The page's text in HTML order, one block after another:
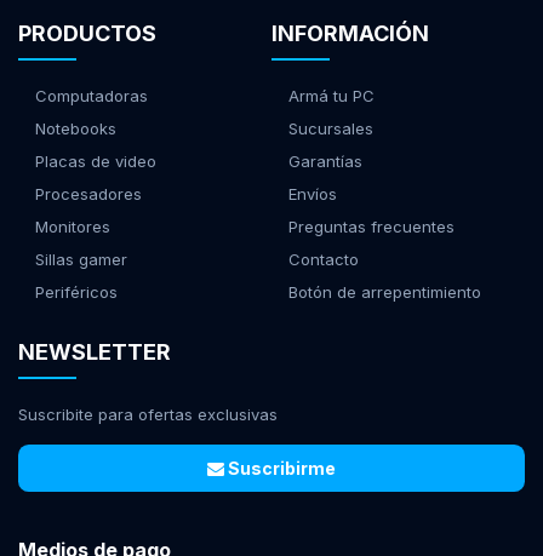
PRODUCTOS
Computadoras
Notebooks
Placas de video
Procesadores
Monitores
Sillas gamer
Periféricos
INFORMACIÓN
Armá tu PC
Sucursales
Garantías
Envíos
Preguntas frecuentes
Contacto
Botón de arrepentimiento
NEWSLETTER
Suscribite para ofertas exclusivas
Suscribirme
Medios de pago